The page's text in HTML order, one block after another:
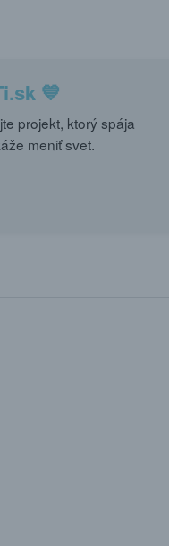
💙
projekt, ktorý spája
meniť svet.